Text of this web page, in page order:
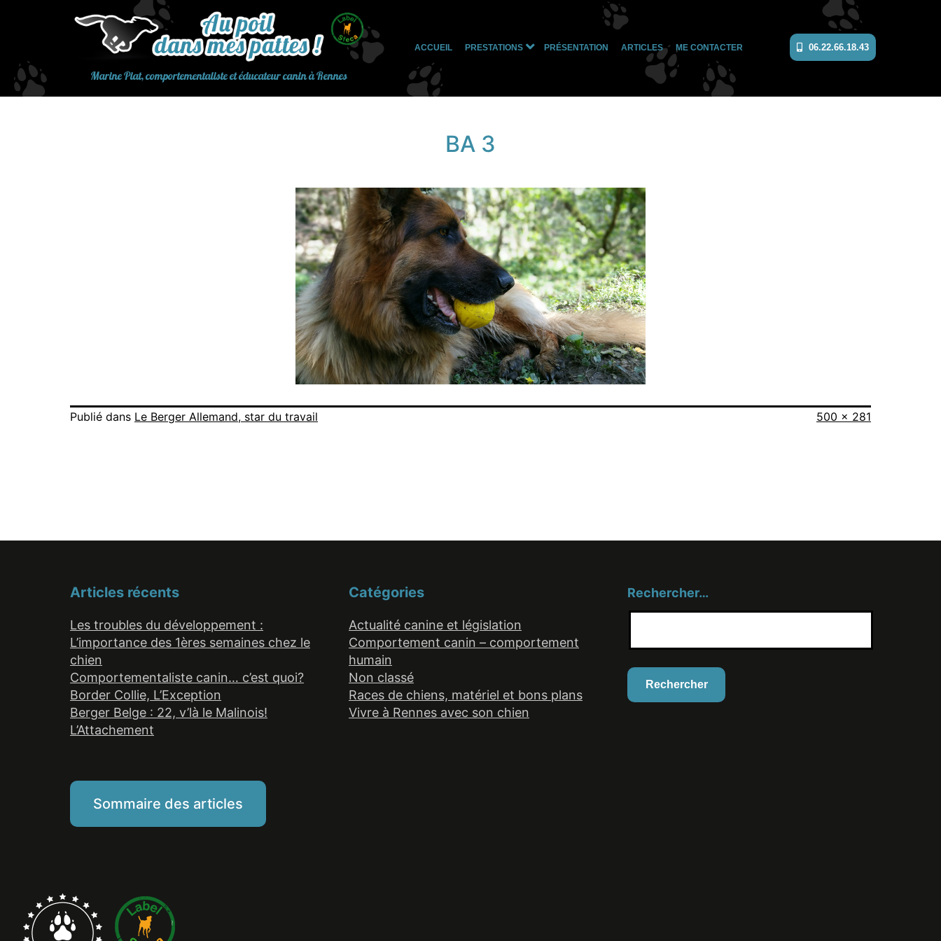
contenu
Marine Piat, comportementaliste et éducateur canin à Rennes
ACCUEIL PRESTATIONS
Ouvrir
menu
PRÉSENTATION ARTICLES ME CONTACTER 06.22.66.18.43
BA 3
Publié dans Le Berger Allemand, star du travail
Taille
500 × 281
Articles récents
Les troubles du développement :
L’importance des 1ères semaines chez le
chien
Comportementaliste canin… c’est quoi?
Border Collie, L’Exception
Berger Belge : 22, v’là le Malinois!
L’Attachement
Catégories
Actualité canine et législation
Comportement canin – comportement
humain
Non classé
Races de chiens, matériel et bons plans
Vivre à Rennes avec son chien
Rechercher…
Sommaire des articles